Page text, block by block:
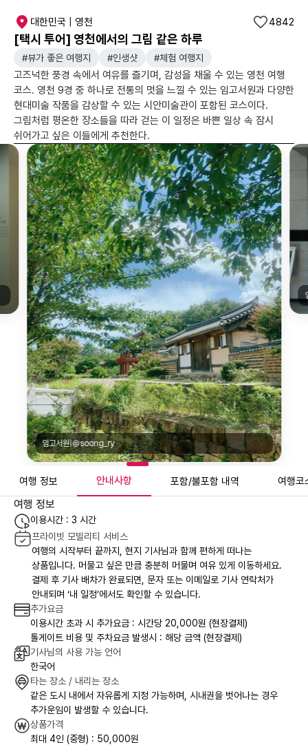
대한민국 | 영천
[택시 투어] 영천에서의 그림 같은 하루
4842
#뷰가 좋은 여행지 #인생샷 #체험 여행지
고즈넉한 풍경 속에서 여유를 즐기며, 감성을 채울 수 있는 영천 여행
코스. 영천 9경 중 하나로 전통의 멋을 느낄 수 있는 임고서원과 다양한
현대미술 작품을 감상할 수 있는 시안미술관이 포함된 코스이다.
그림처럼 평온한 장소들을 따라 걷는 이 일정은 바쁜 일상 속 잠시
쉬어가고 싶은 이들에게 추천한다.
임고서원|@soong_ry
여행 정보 안내사항 포함/불포함 내역 여행코
여행 정보
이용시간 : 3 시간
프라이빗 모빌리티 서비스
여행의 시작부터 끝까지, 현지 기사님과 함께 편하게 떠나는
상품입니다. 머물고 싶은 만큼 충분히 머물며 여유 있게 이동하세요.
결제 후 기사 배차가 완료되면, 문자 또는 이메일로 기사 연락처가
안내되며 ‘내 일정’에서도 확인할 수 있습니다.
추가요금
이용시간 초과 시 추가요금 : 시간당 20,000원 (현장결제)
톨게이트 비용 및 주차요금 발생시 : 해당 금액 (현장결제)
기사님의 사용 가능 언어
한국어
타는 장소 / 내리는 장소
같은 도시 내에서 자유롭게 지정 가능하며, 시내권을 벗어나는 경우
추가운임이 발생할 수 있습니다.
상품가격
최대 4인 (중형) : 50,000원